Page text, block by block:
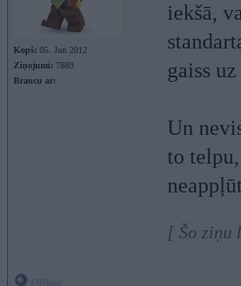
Kopš: 05. Jun 2012
Ziņojumi: 7889
Braucu ar:
iekšā,
gaiss
Un
to
[ Šo ziņu